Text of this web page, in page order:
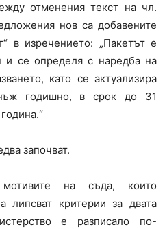
отменения текст на чл.
нов са добавените
в изречението: „Пакетът е
и се определя с наредба на
като се актуализира
годишно, в срок до 31
започват.
на съда, които
липсват критерии за двата
е разписало по-